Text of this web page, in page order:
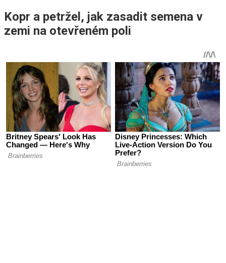
Kopr a petržel, jak zasadit semena v
zemi na otevřeném poli